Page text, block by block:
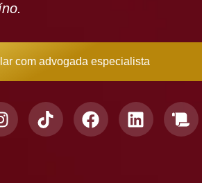
com advogada especialista